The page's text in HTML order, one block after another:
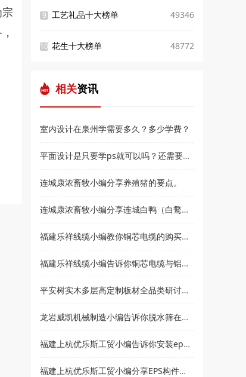
9 工艺礼品十大榜单 49346
10 花生十大榜单 48772
相关资讯
室内设计在泉州学需要多久？多少学费？
平面设计是只要学ps就可以吗？还需要学什么？和高新教育小编来了解
连城康浓畜牧小编分享养殖猪的要点。
连城康浓畜牧小编分享连城白鸭（白鹜鸭）简介
福建乐祥线缆小编教你铜芯电缆的购买技巧？
福建乐祥线缆小编告诉你铜芯电缆与铝芯电缆各有什么优点
平安树实木多层高定制板材全品类研讨会暨2021***经销商大会即将盛大召开
龙岩威凯机械制造小编告诉你脱水筛在使用时要注意哪些事项
福建上杭优乐斯工贸小编告诉你安装eps线条的注意事项
福建上杭优乐斯工贸小编分享EPS构件的应用领域